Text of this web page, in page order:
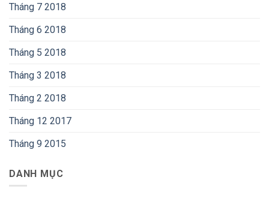
Tháng 7 2018
Tháng 6 2018
Tháng 5 2018
Tháng 3 2018
Tháng 2 2018
Tháng 12 2017
Tháng 9 2015
DANH MỤC